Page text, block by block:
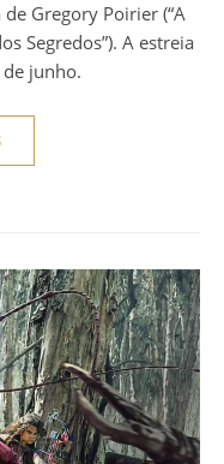
Gregory Poirier (“A
Segredos”). A estreia
junho.